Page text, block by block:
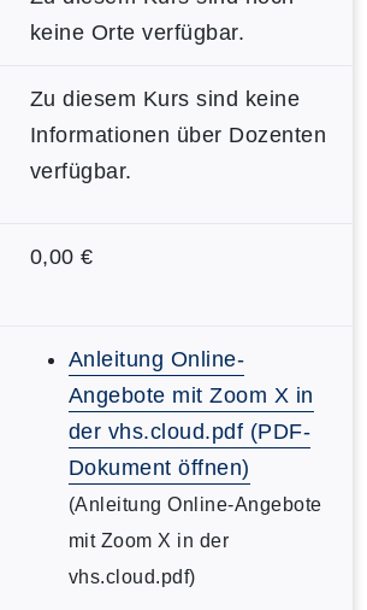
keine Orte verfügbar.
Zu diesem Kurs sind keine
Informationen über Dozenten
verfügbar.
0,00 €
Anleitung Online-
Angebote mit Zoom X in
der vhs.cloud.pdf (PDF-
Dokument öffnen)
(Anleitung Online-Angebote
mit Zoom X in der
vhs.cloud.pdf)